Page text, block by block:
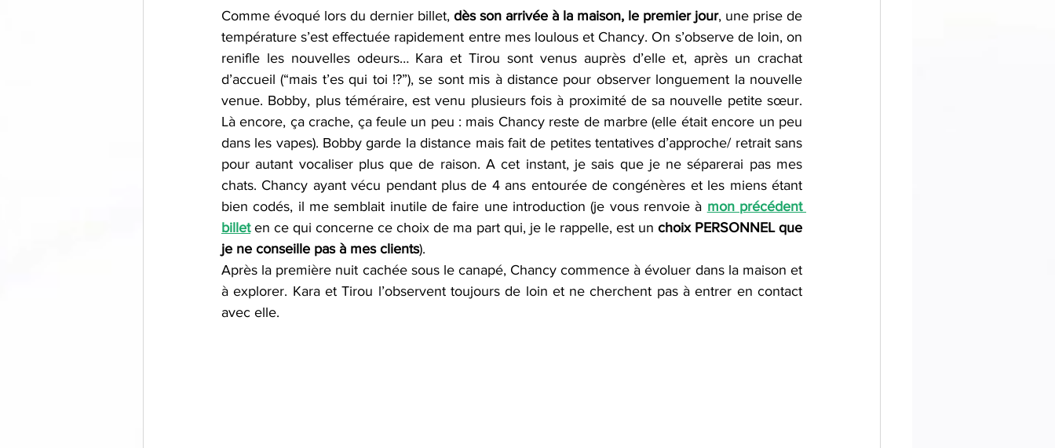
Comme évoqué lors du dernier billet, dès son arrivée à la maison, le premier jour, une prise de
température s’est effectuée rapidement entre mes loulous et Chancy. On s’observe de loin, on
renifle les nouvelles odeurs… Kara et Tirou sont venus auprès d’elle et, après un crachat
d’accueil (“mais t’es qui toi !?”), se sont mis à distance pour observer longuement la nouvelle
venue. Bobby, plus téméraire, est venu plusieurs fois à proximité de sa nouvelle petite sœur.
Là encore, ça crache, ça feule un peu : mais Chancy reste de marbre (elle était encore un peu
dans les vapes). Bobby garde la distance mais fait de petites tentatives d’approche/ retrait sans
pour autant vocaliser plus que de raison. A cet instant, je sais que je ne séparerai pas mes
chats. Chancy ayant vécu pendant plus de 4 ans entourée de congénères et les miens étant
bien codés, il me semblait inutile de faire une introduction (je vous renvoie à mon précédent
billet en ce qui concerne ce choix de ma part qui, je le rappelle, est un choix PERSONNEL que
je ne conseille pas à mes clients).
Après la première nuit cachée sous le canapé, Chancy commence à évoluer dans la maison et
à explorer. Kara et Tirou l’observent toujours de loin et ne cherchent pas à entrer en contact
avec elle.